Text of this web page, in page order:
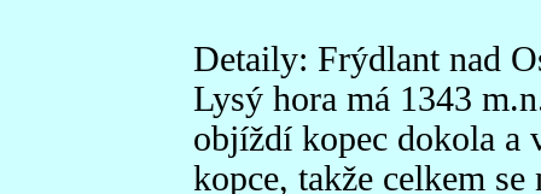
Detaily: Frýdlant nad
Lysý hora má 1343
objíždí kopec dokola a
kopce, takže celkem